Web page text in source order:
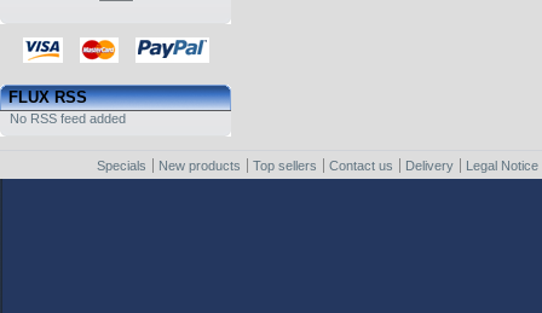
FLUX RSS
No RSS feed added
Specials New products Top sellers Contact us Delivery Legal Notice